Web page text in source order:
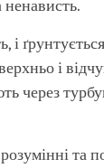
і
і
через
та